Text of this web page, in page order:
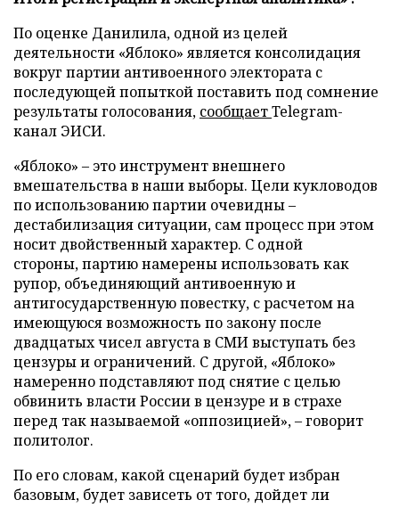
По оценке Данилила, одной из целей
деятельности «Яблоко» является консолидация
вокруг партии антивоенного электората с
последующей попыткой поставить под сомнение
результаты голосования, сообщаетTelegram-
канал ЭИСИ.
«Яблоко» – это инструмент внешнего
вмешательства в наши выборы. Цели кукловодов
по использованию партии очевидны –
дестабилизация ситуации, сам процесс при этом
носит двойственный характер. С одной
стороны, партию намерены использовать как
рупор, объединяющий антивоенную и
антигосударственную повестку, с расчетом на
имеющуюся возможность по закону после
двадцатых чисел августа в СМИ выступать без
цензуры и ограничений. С другой, «Яблоко»
намеренно подставляют под снятие с целью
обвинить власти России в цензуре и в страхе
перед так называемой «оппозицией», – говорит
политолог.
По его словам, какой сценарий будет избран
базовым, будет зависеть от того, дойдет ли